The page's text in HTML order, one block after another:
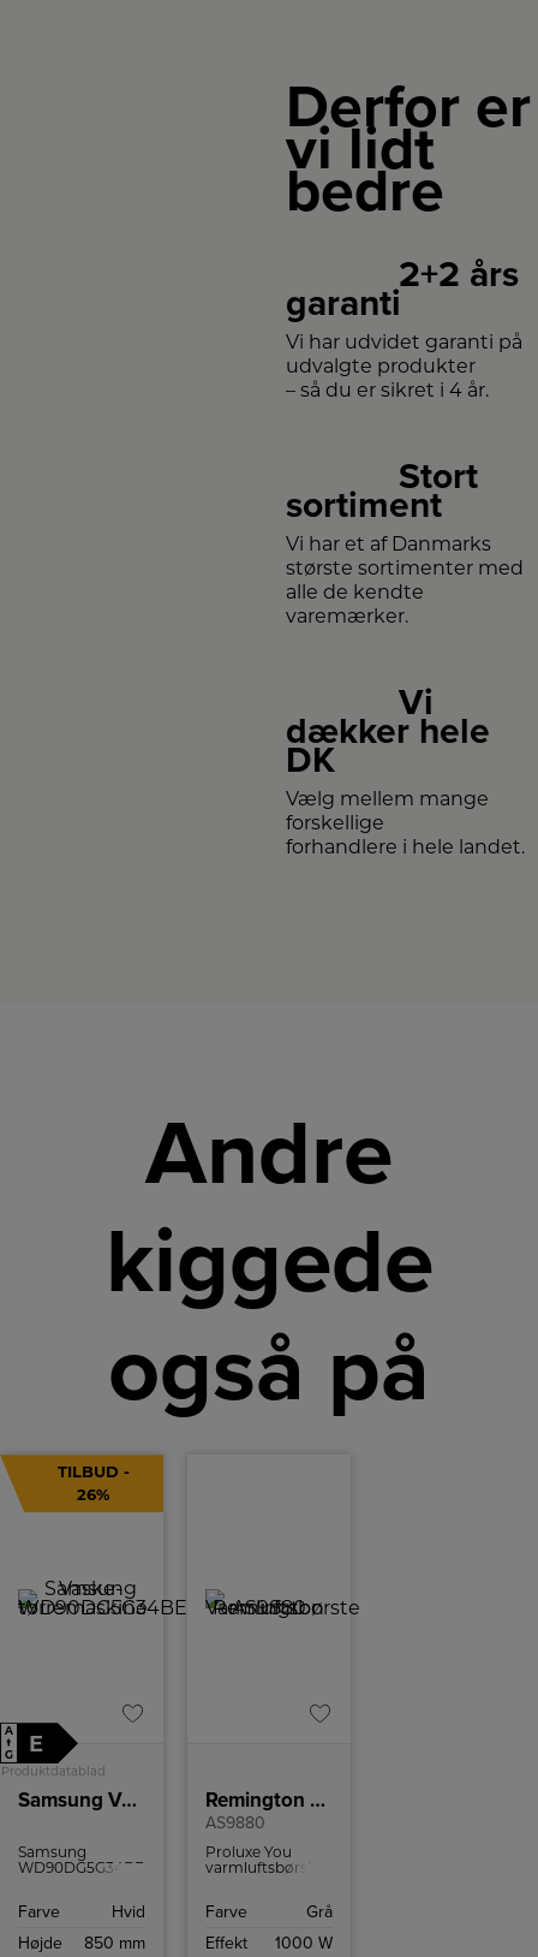
Derfor er
vi lidt
bedre
2+2 års
garanti
Vi har udvidet garanti på
udvalgte produkter
– så du er sikret i 4 år.
Stort
sortiment
Vi har et af Danmarks
største sortimenter med
alle de kendte
varemærker.
Vi
dækker hele
DK
Vælg mellem mange
forskellige
forhandlere i hele landet.
Andre
kiggede
også på
TILBUD -
26%
A
↑
G
E
Produktdatablad
Samsung Vaske-tørremaskine WD90DG5G34BEEE
Samsung
WD90DG5G34BEEE
vaske‑tørremaskine
kapacitet, AI
Farve
Hvid
Højde
850 mm
Remington Varmluftsbørste
AS9880
Proluxe You
varmluftsbørste
smart AI-
forskellige
Farve
Grå
Effekt
1000 W